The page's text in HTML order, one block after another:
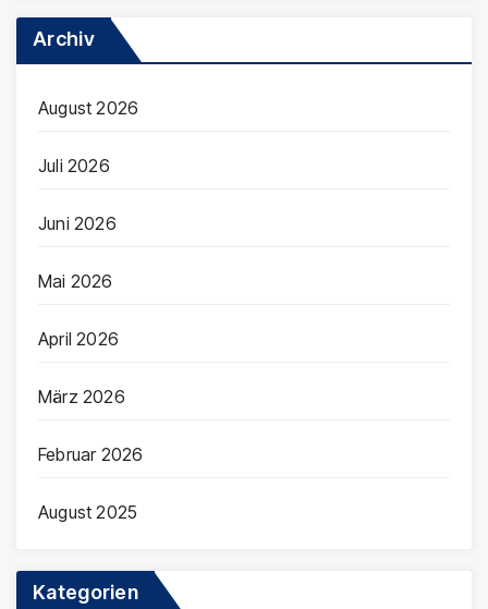
Archiv
August 2026
Juli 2026
Juni 2026
Mai 2026
April 2026
März 2026
Februar 2026
August 2025
Kategorien